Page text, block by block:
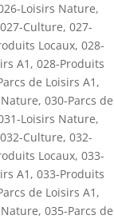
Loisirs Nature,
027-Culture, 027-
Locaux, 028-
A1 , 028-Produits
de Loisirs A1 ,
, 030-Parcs de
Loisirs Nature,
032-Culture, 032-
Locaux, 033-
A1 , 033-Produits
de Loisirs A1 ,
, 035-Parcs de